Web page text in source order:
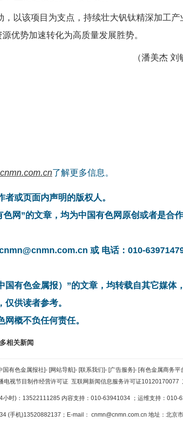
，以该项目为支点，持续壮大钒钛精深加工产
优势加速转化为高质量发展胜势。
（潘美杰 刘
了解更多信息。
或页面内声明的版权人。
网”的文章，均为中国有色网原创或者是合
或 电话：010-63971479
有色金属报）”的文章，均转载自其它媒体
供读者参考。
概不负任何责任。
相关新闻
国有色金属报社]- [网站导航]- [联系我们]- [广告服务]- [有色金属商务平
电视节目制作经营许可证 互联网新闻信息服务许可证10120170077
小时)：13522111285 内容支持：010-63941034 ；运维支持：
(手机)13520882137；E-mail： cnmn@cnmn.com.cn 地址：北京